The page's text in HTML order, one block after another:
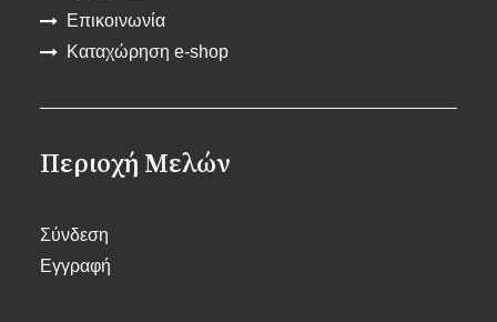
Επικοινωνία
Καταχώρηση e-shop
Περιοχή Μελών
Σύνδεση
Εγγραφή